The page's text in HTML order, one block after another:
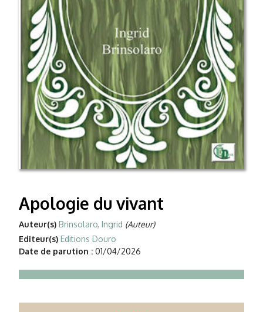
Apologie du vivant
Auteur(s) Brinsolaro, Ingrid (Auteur)
Editeur(s) Editions Douro
Date de parution : 01/04/2026